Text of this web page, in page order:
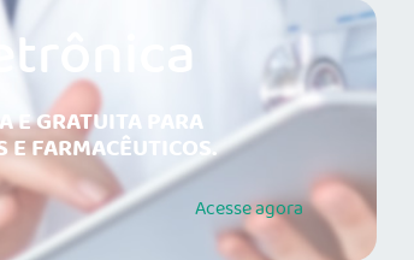
E GRATUITA PARA
E FARMACÊUTICOS.
Acesseagora